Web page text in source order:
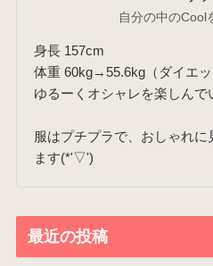
自分の中のCool
身長 157cm
体重 60kg→55.6kg（ダイエッ
ゆるーくオシャレを楽しんで
服はプチプラで、おしゃれ
ます(*'▽')
最近の投稿